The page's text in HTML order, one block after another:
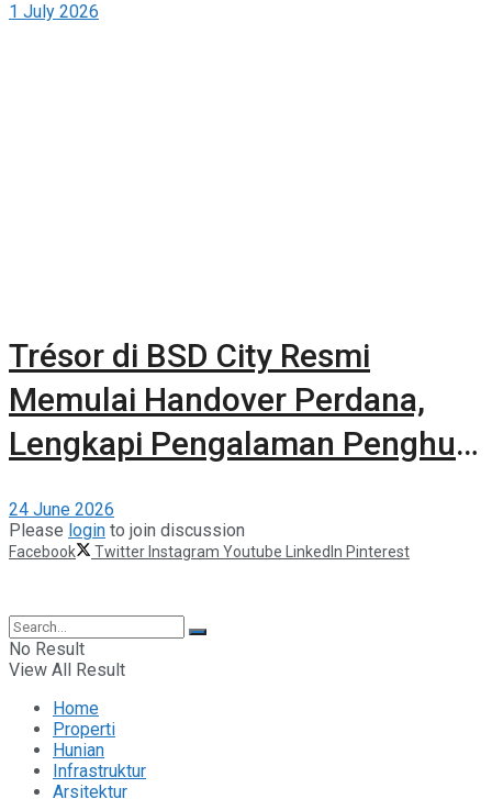
1 July 2026
Trésor di BSD City Resmi
Memulai Handover Perdana,
Lengkapi Pengalaman Penghuni
Clubhouse
24 June 2026
Please login to join discussion
Facebook Twitter Instagram Youtube LinkedIn Pinterest
No Result
View All Result
Home
Properti
Hunian
Infrastruktur
Arsitektur